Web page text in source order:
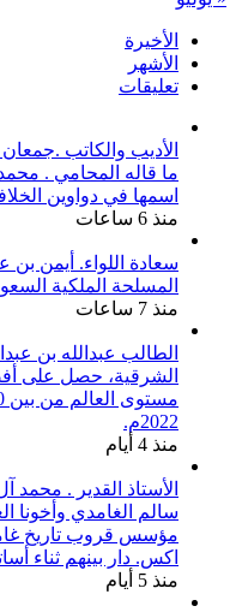
الأخيرة
الأشهر
تعليقات
الأديب والكاتب
ما قاله المحامي .
اسمها في دواوين
منذ 6 ساعات
سعادة اللواء. أيمن بن
المسلحة الملكية
منذ 7 ساعات
الطالب عبدالله بن
الشرقية، حصل على
2022م.
منذ 4 أيام
الأستاذ القدير .
سالم الغامدي وأخونا
مؤسس قروب تاريخ
اكس. دار بينهم ثناء
منذ 5 أيام